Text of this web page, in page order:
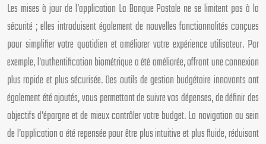
Les mises à jour de l’application La Banque Postale ne se limitent pas à la
sécurité ; elles introduisent également de nouvelles fonctionnalités conçues
pour simplifier votre quotidien et améliorer votre expérience utilisateur. Par
exemple, l’authentification biométrique a été améliorée, offrant une connexion
plus rapide et plus sécurisée. Des outils de gestion budgétaire innovants ont
également été ajoutés, vous permettant de suivre vos dépenses, de définir des
objectifs d’épargne et de mieux contrôler votre budget. La navigation au sein
de l’application a été repensée pour être plus intuitive et plus fluide, réduisant